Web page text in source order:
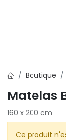
Boutique
Matelas
160 x 200 cm
Ce produit